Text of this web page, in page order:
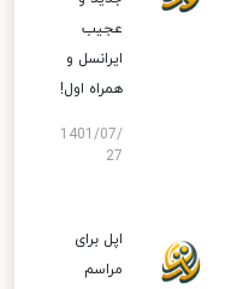
عجیب
ایرانسل و
همراه اول!
1401/07/
27
اپل برای
مراسم